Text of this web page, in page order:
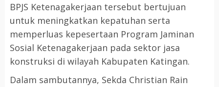
BPJS Ketenagakerjaan tersebut bertujuan
untuk meningkatkan kepatuhan serta
memperluas kepesertaan Program Jaminan
Sosial Ketenagakerjaan pada sektor jasa
konstruksi di wilayah Kabupaten Katingan.
Dalam sambutannya, Sekda Christian Rain